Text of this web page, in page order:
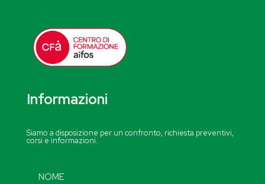
Informazioni
Siamo a disposizione per un confronto, richiesta preventivi,
corsi e informazioni.